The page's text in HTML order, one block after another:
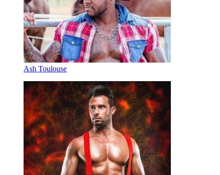
Ash Toulouse